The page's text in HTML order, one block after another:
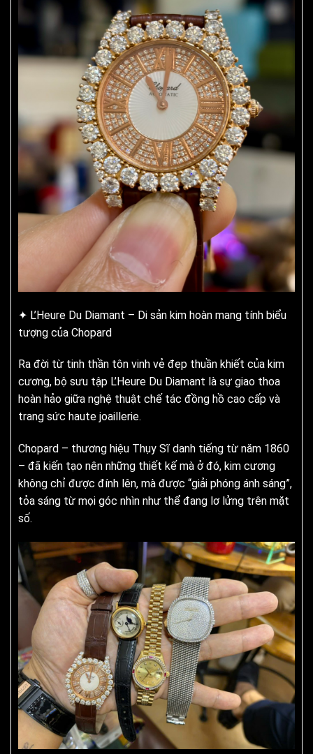
✦ L’Heure Du Diamant – Di sản kim hoàn mang tính biểu
tượng của Chopard
Ra đời từ tinh thần tôn vinh vẻ đẹp thuần khiết của kim
cương, bộ sưu tập L’Heure Du Diamant là sự giao thoa
hoàn hảo giữa nghệ thuật chế tác đồng hồ cao cấp và
trang sức haute joaillerie.
Chopard – thương hiệu Thụy Sĩ danh tiếng từ năm 1860
– đã kiến tạo nên những thiết kế mà ở đó, kim cương
không chỉ được đính lên, mà được “giải phóng ánh sáng”,
tỏa sáng từ mọi góc nhìn như thể đang lơ lửng trên mặt
số.